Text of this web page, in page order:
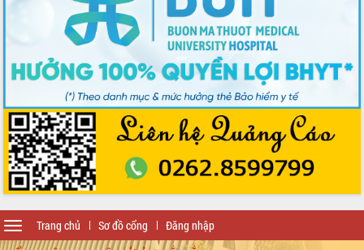
Trang chủ Sơ đồ cổng Đăng nhập
Toggle
navigation